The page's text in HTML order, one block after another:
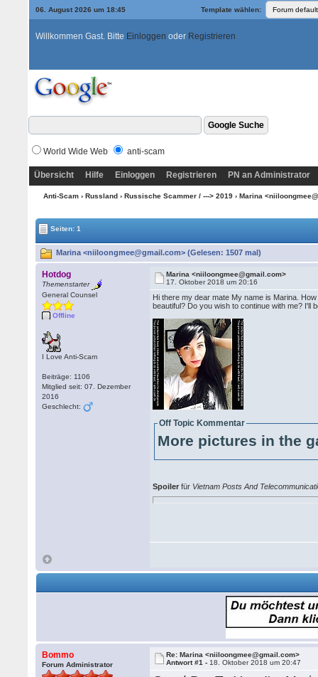
06. August 2026 um 18:45 Template wählen:
Willkommen Gast. Bitte Einloggen oder Registrieren
World Wide Web anti-scam
Übersicht Hilfe Einloggen Registrieren PN an Administrator
Anti-Scam› Russland› Russische Scammer / ---> 2019› Marina
Seiten: 1
Marina <niiloongmee@gmail.com> (Gelesen: 1507 mal)
Hotdog
Themenstarter
General Counsel
Offline
I Love Anti-Scam
Beiträge: 1106
Mitglied seit: 07. Dezember
2016
Geschlecht:
Marina <niiloongmee@gmail.com>
17. Oktober 2018 um 20:16
Hi there my dear mate My name is Marina.
beautiful? Do you wish to continue with me? I'll
Off Topic Kommentar
More pictures in the
Spoiler für Vietnam Posts And
Bommo
Forum Administrator
Re: Marina <niiloongmee@gmail.com>
Antwort #1 - 18. Oktober 2018 um 20:47